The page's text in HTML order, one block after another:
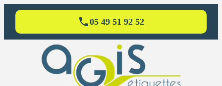
05 49 51 92 52